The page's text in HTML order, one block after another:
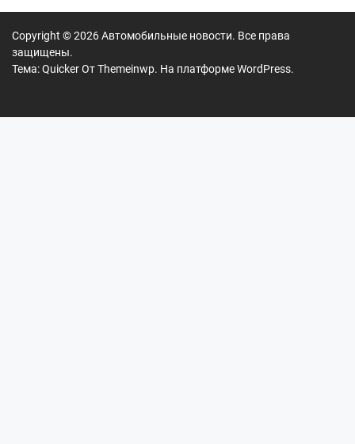
Copyright © 2026Автомобильные новости. Все права
защищены.
Тема: Quicker ОтThemeinwp. На платформеWordPress.